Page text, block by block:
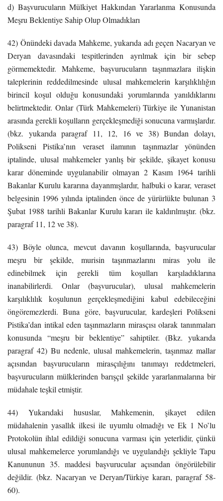
d) Başvurucuların Mülkiyet Hakkından Yararlanma Konusunda
Meşru Beklentiye Sahip Olup Olmadıkları
42) Önündeki davada Mahkeme, yukarıda adı geçen Nacaryan ve
Deryan davasındaki tespitlerinden ayrılmak için bir sebep
görmemektedir. Mahkeme, başvurucuların taşınmazlara ilişkin
taleplerinin reddedilmesinde ulusal mahkemelerin karşılıklılığın
birincil koşul olduğu konusundaki yorumlarında yanıldıklarını
belirtmektedir. Onlar (Türk Mahkemeleri) Türkiye ile Yunanistan
arasında gerekli koşulların gerçekleşmediği sonucuna varmışlardır.
(bkz. yukarıda paragraf 11, 12, 16 ve 38) Bundan dolayı,
Polikseni Pistika’nın veraset ilamının taşınmazlar yönünden
iptalinde, ulusal mahkemeler yanlış bir şekilde, şikayet konusu
karar döneminde uygulanabilir olmayan 2 Kasım 1964 tarihli
Bakanlar Kurulu kararına dayanmışlardır, halbuki o karar, veraset
belgesinin 1996 yılında iptalinden önce de yürürlükte bulunan 3
Şubat 1988 tarihli Bakanlar Kurulu kararı ile kaldırılmıştır. (bkz.
paragraf 11, 12 ve 38).
43) Böyle olunca, mevcut davanın koşullarında, başvurucular
meşru bir şekilde, murisin taşınmazlarını miras yolu ile
edinebilmek için gerekli tüm koşulları karşıladıklarına
inanabilirlerdi. Onlar (başvurucular), ulusal mahkemelerin
karşılıklılık koşulunun gerçekleşmediğini kabul edebileceğini
öngöremezlerdi. Buna göre, başvurucular, kardeşleri Polikseni
Pistika’dan intikal eden taşınmazların mirasçısı olarak tanınmaları
konusunda “meşru bir beklentiye” sahiptiler. (Bkz. yukarıda
paragraf 42) Bu nedenle, ulusal mahkemelerin, taşınmaz mallar
açısından başvurucuların mirasçılığını tanımayı reddetmeleri,
başvurucuların mülklerinden barışçıl şekilde yararlanmalarına bir
müdahale teşkil etmiştir.
44) Yukarıdaki hususlar, Mahkemenin, şikayet edilen
müdahalenin yasallık ilkesi ile uyumlu olmadığı ve Ek 1 No’lu
Protokolün ihlal edildiği sonucuna varması için yeterlidir, çünkü
ulusal mahkemelerce yorumlandığı ve uygulandığı şekliyle Tapu
Kanununun 35. maddesi başvurucular açısından öngörülebilir
değildir. (bkz. Nacaryan ve Deryan/Türkiye kararı, paragraf 58-
60).